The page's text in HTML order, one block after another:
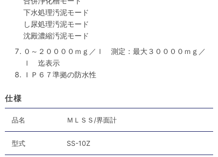
下水処理汚泥モード
し尿処理汚泥モード
沈殿濃縮汚泥モード
０～２００００ｍｇ／ｌ 測定：最大３００００ｍｇ／
ｌ 迄表示
ＩＰ６７準拠の防水性
仕様
品名 ＭＬＳＳ/界面計
型式 SS-10Z